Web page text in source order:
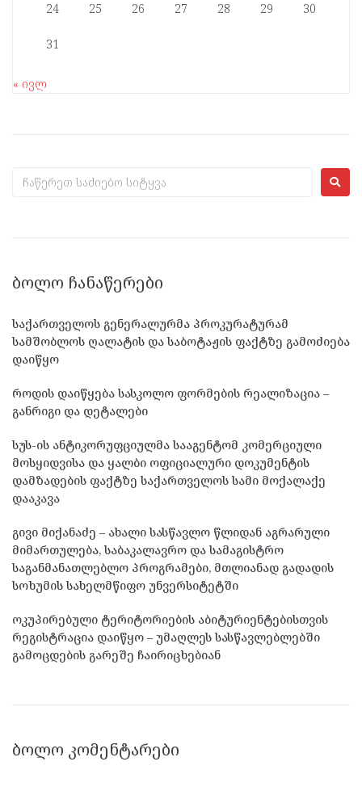
24 25 26 27 28 29 30
31
« ივლ
ᲑᲝᲚᲝ ᲩᲐᲜᲐᲬᲔᲠᲔᲑᲘ
საქართველოს გენერალურმა პროკურატურამ
სამშობლოს ღალატის და საბოტაჟის ფაქტზე გამოძიება
დაიწყო
როდის დაიწყება სასკოლო ფორმების რეალიზაცია –
განრიგი და დეტალები
სუს-ის ანტიკორუფციულმა სააგენტომ კომერციული
მოსყიდვისა და ყალბი ოფიციალური დოკუმენტის
დამზადების ფაქტზე საქართველოს სამი მოქალაქე
დააკავა
გივი მიქანაძე – ახალი სასწავლო წლიდან აგრარული
მიმართულება, საბაკალავრო და სამაგისტრო
საგანმანათლებლო პროგრამები, მთლიანად გადადის
სოხუმის სახელმწიფო უნვერსიტეტში
ოკუპირებული ტერიტორიების აბიტურიენტებისთვის
რეგისტრაცია დაიწყო – უმაღლეს სასწავლებლებში
გამოცდების გარეშე ჩაირიცხებიან
ᲑᲝᲚᲝ ᲙᲝᲛᲔᲜᲢᲐᲠᲔᲑᲘ